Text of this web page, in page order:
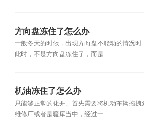
方向盘冻住了怎么办
一般冬天的时候，出现方向盘不能动的情况时
此时，不是方向盘冻住了，而是...
机油冻住了怎么办
只能够正常的化开。首先需要将机动车辆拖拽
维修厂或者是暖库当中，经过一...